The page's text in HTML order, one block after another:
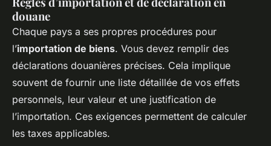
douane
Chaque pays a ses propres procédures pour
l’importation de biens. Vous devez remplir des
déclarations douanières précises. Cela implique
souvent de fournir une liste détaillée de vos effets
personnels, leur valeur et une justification de
l’importation. Ces exigences permettent de calculer
les taxes applicables.